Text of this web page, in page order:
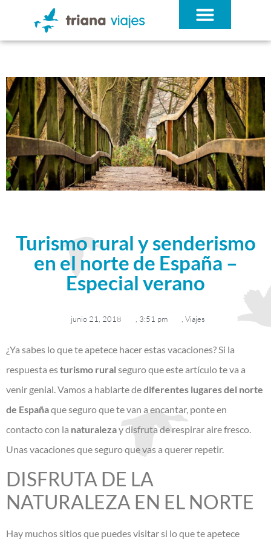
Turismo rural y senderismo
en el norte de España –
Especial verano
junio 21, 2018 3:51 pm Viajes
¿Ya sabes lo que te apetece hacer estas vacaciones? Si la
respuesta esturismo rural seguro que este artículo te va a
venir genial. Vamos a hablarte dediferentes lugares del norte
de Españaque seguro que te van a encantar, ponte en
contacto con la naturalezay disfruta de respirar aire fresco.
Unas vacaciones que seguro que vas a querer repetir.
DISFRUTA DE LA
NATURALEZA EN EL NORTE
Hay muchos sitios que puedes visitar si lo que te apetece